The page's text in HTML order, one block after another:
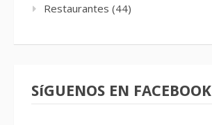
Restaurantes (44)
SíGUENOS EN FACEBOOK